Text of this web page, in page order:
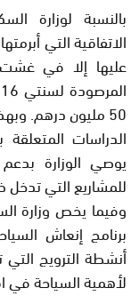
بالنسبة لوزارة
الاتفاقية التي
50 مليون درهم.
الدراسات
يوصي الوزارة
للمشاريع التي
وفيما يخص وزارة
برنامج إنعاش
لأهمية السياحة في